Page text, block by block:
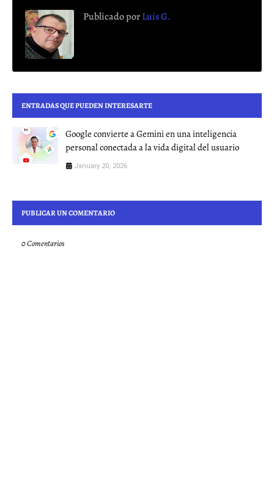
Publicado porLuis G.
ENTRADAS QUE PUEDEN INTERESARTE
Google convierte a Gemini en una inteligencia
personal conectada a la vida digital del usuario
January 20, 2026
PUBLICAR UN COMENTARIO
0 Comentarios